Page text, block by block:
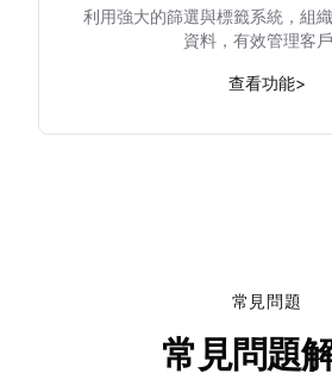
利用強大的篩選與標籤系統，組
資料，有效管理客戶
查看功能>
常見問題
常見問題